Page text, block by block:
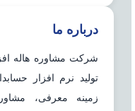
درباره ما
تولید نرم افزار
زمینه معرفی،